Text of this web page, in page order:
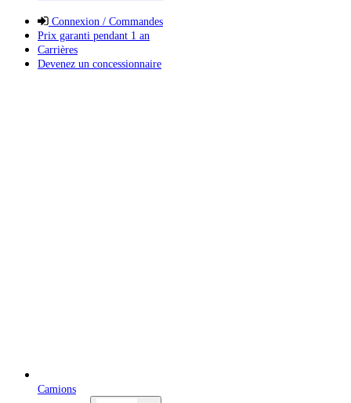
Connexion / Commandes
Prix garanti pendant 1 an
Carrières
Devenez un concessionnaire
Camions